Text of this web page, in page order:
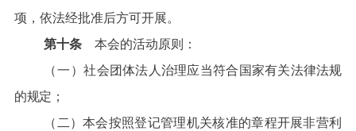
项，依法经批准后方可开展。
第十条 本会的活动原则：
（一）社会团体法人治理应当符合国家有关法律法规
的规定；
（二）本会按照登记管理机关核准的章程开展非营利